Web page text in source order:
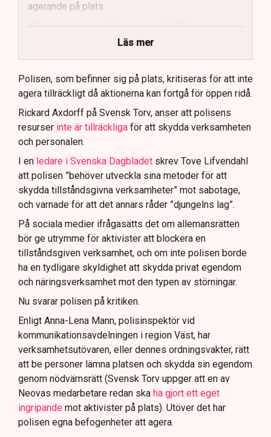
agerande på plats.
40 personer misstänks med cirka 120
brottsmisstankar kopplade.
Polisen använder drönare och uniformerad polis
för att dokumentera bevis.
Samtidigt är polisarbetet komplext när det gäller
att navigera juridiska rättigheter och gränser.
Läs mer
Polisen, som befinner sig på plats, kritiseras för att inte
agera tillräckligt då aktionerna kan fortgå för öppen ridå.
Rickard Axdorff på Svensk Torv, anser att polisens
resurser inte är tillräckliga för att skydda verksamheten
och personalen.
I en ledare i Svenska Dagbladet skrev Tove Lifvendahl
att polisen ”behöver utveckla sina metoder för att
skydda tillståndsgivna verksamheter” mot sabotage,
och varnade för att det annars råder ”djungelns lag”.
På sociala medier ifrågasätts det om allemansrätten
bör ge utrymme för aktivister att blockera en
tillståndsgiven verksamhet, och om inte polisen borde
ha en tydligare skyldighet att skydda privat egendom
och näringsverksamhet mot den typen av störningar.
Nu svarar polisen på kritiken.
Enligt Anna-Lena Mann, polisinspektör vid
kommunikationsavdelningen i region Väst, har
verksamhetsutövaren, eller dennes ordningsvakter, rätt
att be personer lämna platsen och skydda sin egendom
genom nödvärnsrätt (Svensk Torv uppger att en av
Neovas medarbetare redan ska ha gjort ett eget
ingripande mot aktivister på plats). Utöver det har
polisen egna befogenheter att agera.